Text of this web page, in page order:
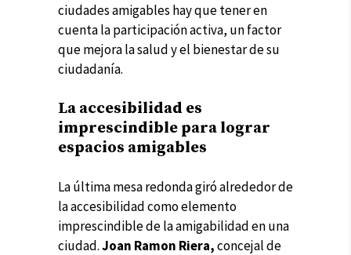
ciudades amigables hay que tener en
cuenta la participación activa, un factor
que mejora la salud y el bienestar de su
ciudadanía.
La accesibilidad es
imprescindible para lograr
espacios amigables
La última mesa redonda giró alrededor de
la accesibilidad como elemento
imprescindible de la amigabilidad en una
ciudad.Joan Ramon Riera,concejal de